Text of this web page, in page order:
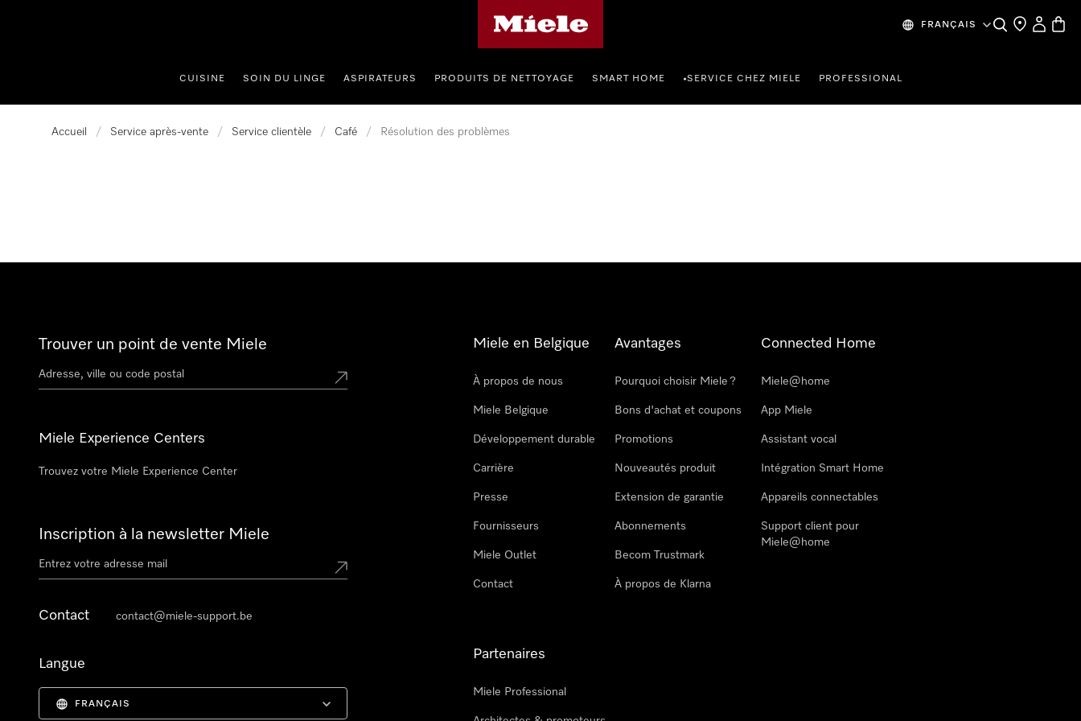
FRANÇAIS SearchFind a store
My
CUISINE SOIN DU LINGE ASPIRATEURS PRODUITS DE NETTOYAGE SMART HOME •SERVICE CHEZ MIELE PROFESSIONAL
Accueil / Service après-vente / Service clientèle / Café / Résolution des problèmes
Trouver un point de vente Miele
Miele Experience Centers
Trouvez votre Miele Experience Center
Inscription à la newsletter Miele
Contact contact@miele-support.be
Langue
FRANÇAIS
Miele en Belgique
À propos de nous
Miele Belgique
Développement durable
Carrière
Presse
Fournisseurs
Miele Outlet
Contact
Avantages
Pourquoi choisir Miele ?
Bons d'achat et coupons
Promotions
Nouveautés produit
Extension de garantie
Abonnements
Becom Trustmark
À propos de Klarna
Connected Home
Miele@home
App Miele
Assistant vocal
Intégration Smart Home
Appareils connectables
Support client pour
Miele@home
Partenaires
Miele Professional